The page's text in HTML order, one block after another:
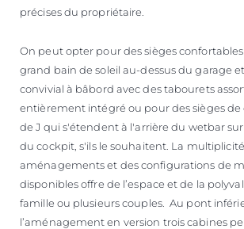
précises du propriétaire.
On peut opter pour des sièges confortables
grand bain de soleil au-dessus du garage
convivial à bâbord avec des tabourets
entièrement intégré ou pour des sièges
de J qui s'étendent à l'arrière du wetbar
du cockpit, s'ils le souhaitent. La
aménagements et des configurations de
disponibles offre de l’espace et de la
famille ou plusieurs couples. Au pont
l’aménagement en version trois cabines